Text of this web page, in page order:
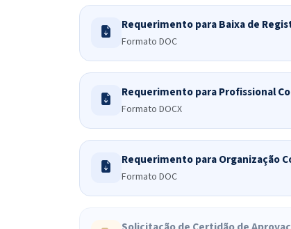
Requerimento para Baixa de
Formato DOC
Requerimento para Profissional
Formato DOCX
Requerimento para Organização
Formato DOC